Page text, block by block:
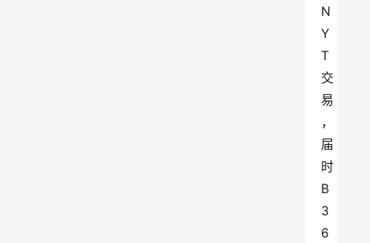
N
Y
T
交
易
，
届
时
B
3
6